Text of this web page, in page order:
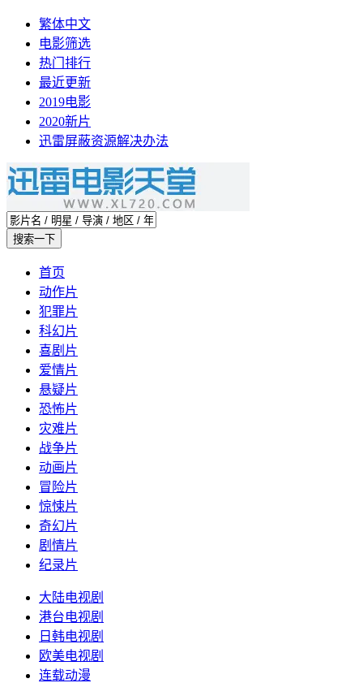
繁体中文
电影筛选
热门排行
最近更新
2019电影
2020新片
迅雷屏蔽资源解决办法
首页
动作片
犯罪片
科幻片
喜剧片
爱情片
悬疑片
恐怖片
灾难片
战争片
动画片
冒险片
惊悚片
奇幻片
剧情片
纪录片
大陆电视剧
港台电视剧
日韩电视剧
欧美电视剧
连载动漫